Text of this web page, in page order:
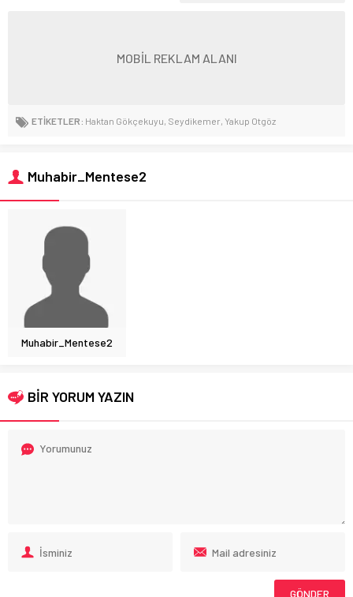
MOBİL REKLAM ALANI
ETİKETLER: Haktan Gökçekuyu, Seydikemer, Yakup Otgöz
Muhabir_Mentese2
Muhabir_Mentese2
BİR YORUM YAZIN